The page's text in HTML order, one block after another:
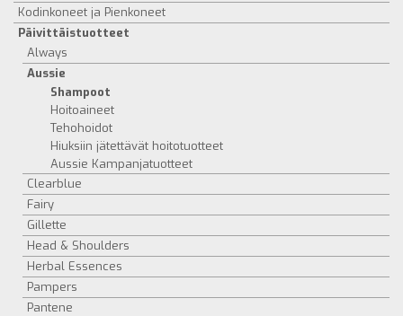
Kodinkoneet ja Pienkoneet
Päivittäistuotteet
Always
Aussie
Shampoot
Hoitoaineet
Tehohoidot
Hiuksiin jätettävät hoitotuotteet
Aussie Kampanjatuotteet
Clearblue
Fairy
Gillette
Head & Shoulders
Herbal Essences
Pampers
Pantene